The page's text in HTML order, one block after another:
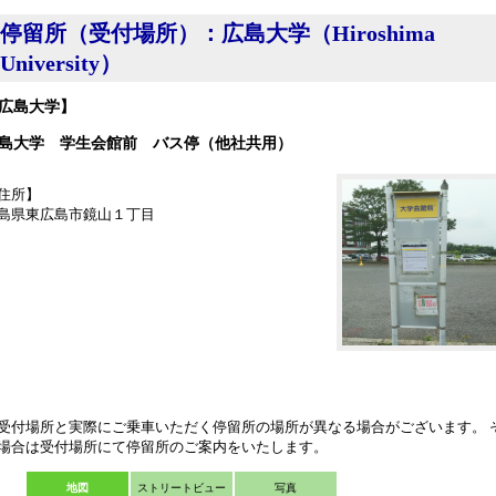
停留所（受付場所）：広島大学（Hiroshima
University）
広島大学】
大学 学生会館前 バス停（他社共用）
所】
県東広島市鏡山１丁目
付場所と実際にご乗車いただく停留所の場所が異なる場合がございます。
合は受付場所にて停留所のご案内をいたします。
地図 ストリートビュー 写真